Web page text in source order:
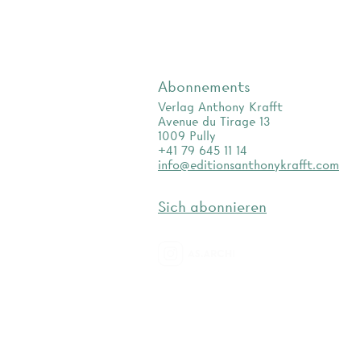
Abonnements
Verlag Anthony Krafft
Avenue du Tirage 13
1009 Pully
+41 79 645 11 14
info@editionsanthonykrafft.com
Sich abonnieren